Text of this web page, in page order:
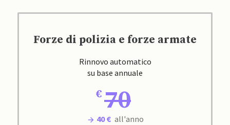
Forze di polizia e forze armate
Rinnovo automatico
su base annuale
70
40 € all'anno